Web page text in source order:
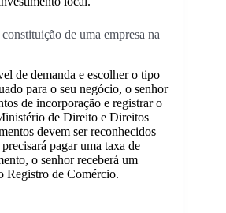
de uma empresa na
de demanda e escolher o tipo
para o seu negócio, o senhor
de incorporação e registrar o
de Direito e Direitos
devem ser reconhecidos
pagar uma taxa de
o senhor receberá um
Registro de Comércio.